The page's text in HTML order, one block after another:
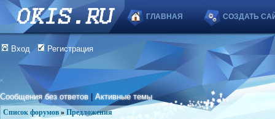
ГЛАВНАЯ СОЗДАТЬ
Вход Регистрация
Сообщения без ответов |Активные темы
Список форумов » Предложения